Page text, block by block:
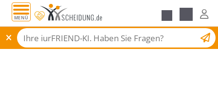
MENÜ
Scheidungsantrag